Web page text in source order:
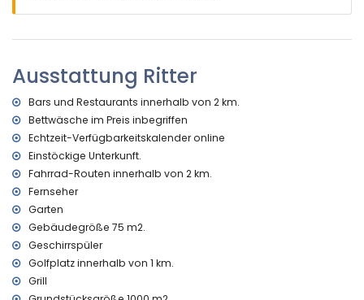
von der Villa)
Haustiere sind nicht erlaubt
Die Unterkunft eignet sich sehr gut für Familien mit Kindern
Ausstattungen und Dienstleistungen, die im Mietpreis der
Villa enthalten sind
Internet (WiFi)
Staubsauger sowie Bügeleisen und Bügelbrett
Bettwäsche und Handtücher
Ausstattungen und Dienstleistungen gegen Aufpreis
zentralheizung und Klimaanlage
Kinderbett (auf Anfrage)
Unterhaltung und Freizeitaktivitäten für Ihren Urlaub in
Benissa, Costa Blanca
Ausstattung Ritter
Bars und Restaurants innerhalb von 2 km.
Bettwäsche im Preis inbegriffen
Echtzeit-Verfügbarkeitskalender online
Einstöckige Unterkunft.
Fahrrad-Routen innerhalb von 2 km.
Fernseher
Garten
Gebäudegröße 75 m2.
Geschirrspüler
Golfplatz innerhalb von 1 km.
Grill